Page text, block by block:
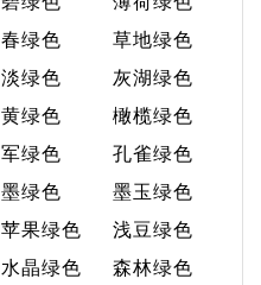
春绿色
草地绿色
淡绿色
灰湖绿色
黄绿色
橄榄绿色
军绿色
孔雀绿色
墨绿色
墨玉绿色
苹果绿色
浅豆绿色
水晶绿色
森林绿色